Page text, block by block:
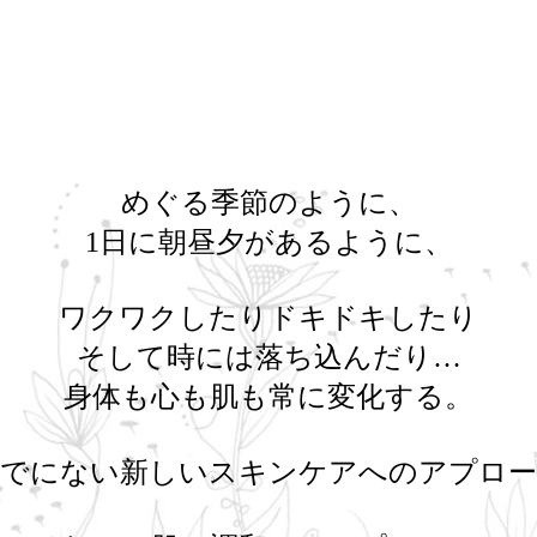
めぐる季節のように、
1日に朝昼夕があるように、
ワクワクしたりドキドキしたり
そして時には落ち込んだり…
身体も心も肌も常に変化する。
にない新しいスキンケアへのアプロ